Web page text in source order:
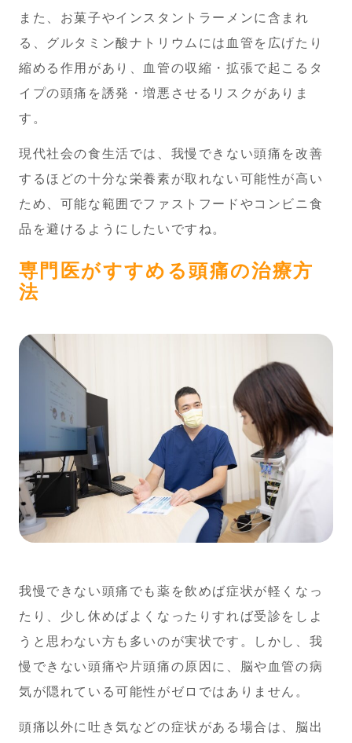
また、お菓子やインスタントラーメンに含まれ
る、グルタミン酸ナトリウムには血管を広げたり
縮める作用があり、血管の収縮・拡張で起こるタ
イプの頭痛を誘発・増悪させるリスクがありま
す。
現代社会の食生活では、我慢できない頭痛を改善
するほどの十分な栄養素が取れない可能性が高い
ため、可能な範囲でファストフードやコンビニ食
品を避けるようにしたいですね。
専門医がすすめる頭痛の治療方
法
我慢できない頭痛でも薬を飲めば症状が軽くなっ
たり、少し休めばよくなったりすれば受診をしよ
うと思わない方も多いのが実状です。しかし、我
慢できない頭痛や片頭痛の原因に、脳や血管の病
気が隠れている可能性がゼロではありません。
頭痛以外に吐き気などの症状がある場合は、脳出